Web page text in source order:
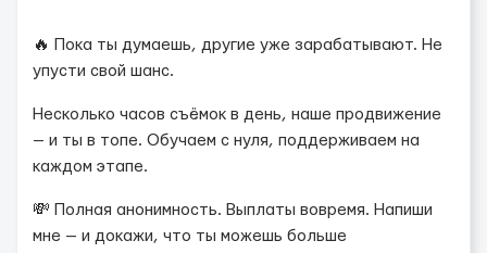
🔥 Пока ты думаешь, другие уже зарабатывают. Не
упусти свой шанс.
Несколько часов съёмок в день, наше продвижение
— и ты в топе. Обучаем с нуля, поддерживаем на
каждом этапе.
💸 Полная анонимность. Выплаты вовремя. Напиши
мне — и докажи, что ты можешь больше